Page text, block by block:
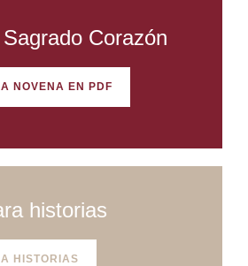
Corazón
NOVENA EN PDF
historias
HISTORIAS